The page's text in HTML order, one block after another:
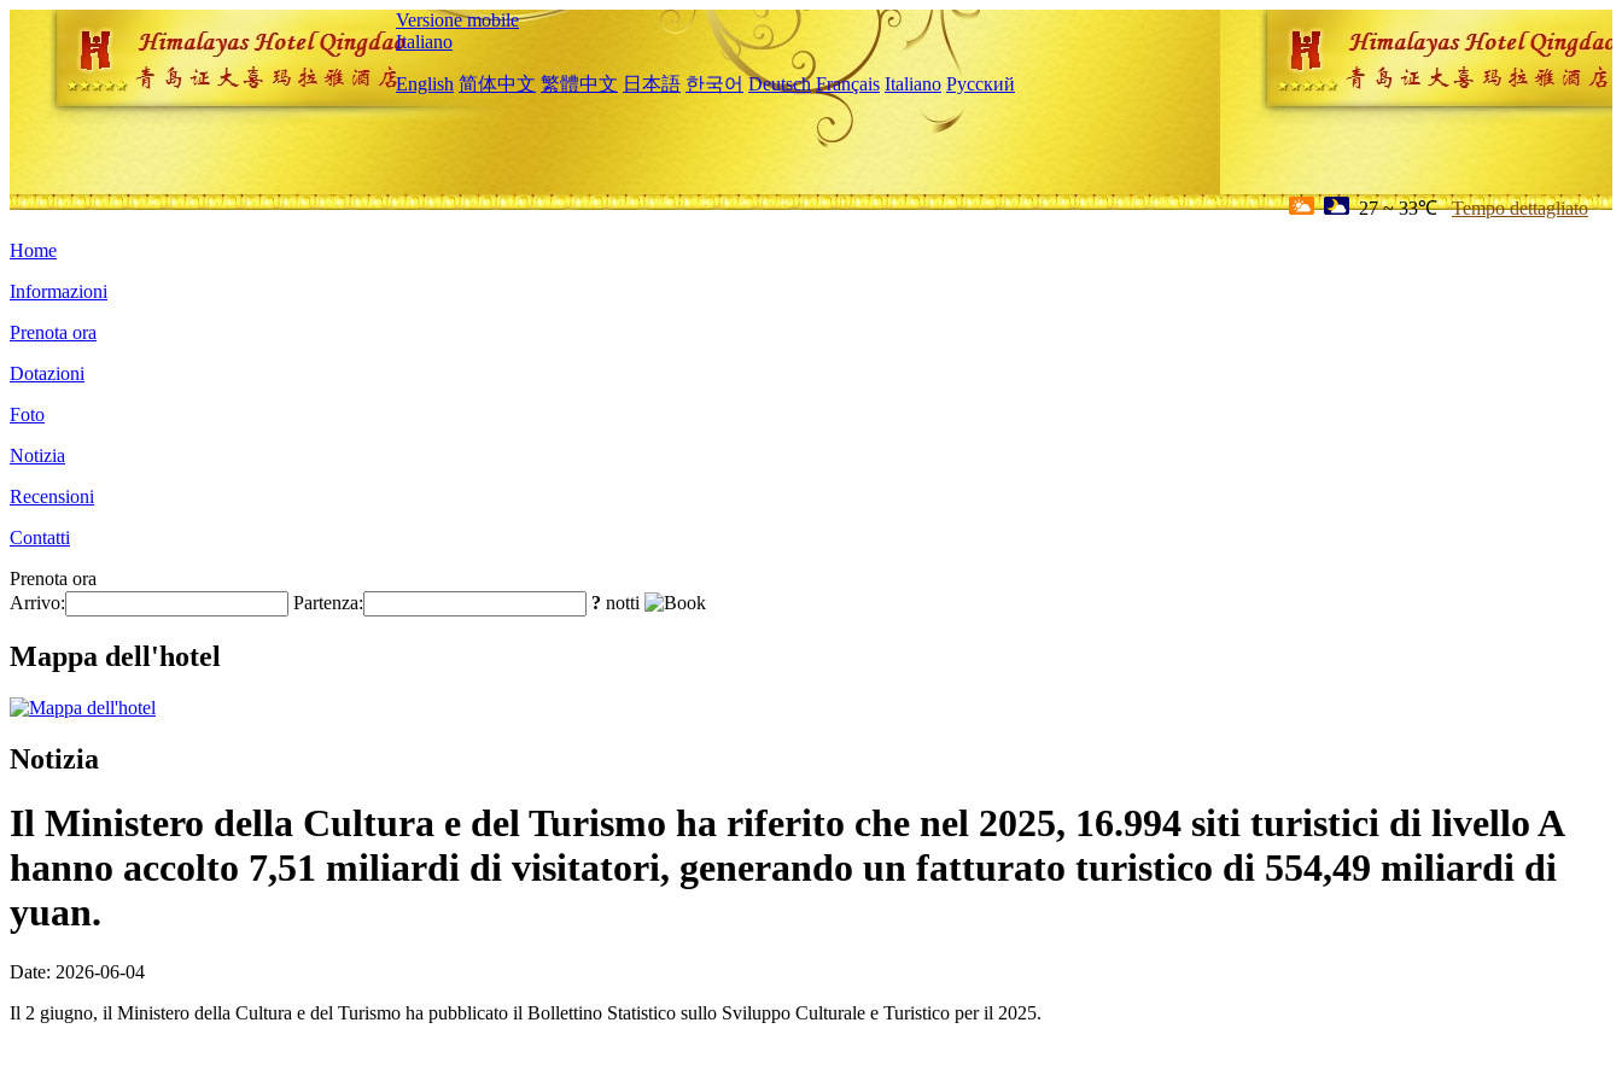
Versione mobile
Italiano
English 简体中文 繁體中文 日本語 한국어 Deutsch Français Italiano Русский
27 ~ 33℃ Tempo dettagliato
Home
Informazioni
Prenota ora
Dotazioni
Foto
Notizia
Recensioni
Contatti
Prenota ora
Arrivo:
Partenza: ? notti
Mappa dell'hotel
Notizia
Il Ministero della Cultura e del Turismo ha riferito che nel 2025, 16.994 siti turistici di livello A
hanno accolto 7,51 miliardi di visitatori, generando un fatturato turistico di 554,49 miliardi di
yuan.
Date: 2026-06-04
Il 2 giugno, il Ministero della Cultura e del Turismo ha pubblicato il Bollettino Statistico sullo Sviluppo Culturale e Turistico per il 2025.